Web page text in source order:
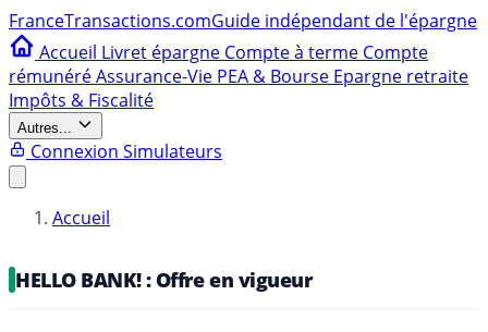
FranceTransactions.comGuide indépendant de l'épargne
Accueil Livret épargne Compte à terme Compte
rémunéréAssurance-Vie PEA & Bourse Epargne retraite
Impôts & Fiscalité
Autres...
Connexion Simulateurs
Accueil
HELLO BANK! : Offre en vigueur